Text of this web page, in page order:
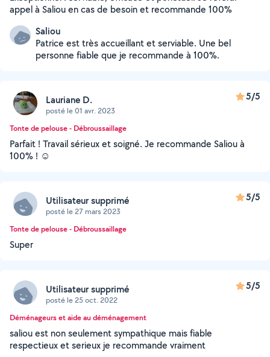
appel à Saliou en cas de besoin et recommande 100%
Saliou
Patrice est très accueillant et serviable. Une bel
personne fiable que je recommande à 100%.
Lauriane D.
posté le 01 avr. 2023
5/5
Tonte de pelouse - Débroussaillage
Parfait ! Travail sérieux et soigné. Je recommande Saliou à
100% ! ☺️
Utilisateur supprimé
posté le 27 mars 2023
5/5
Tonte de pelouse - Débroussaillage
Super
Utilisateur supprimé
posté le 25 oct. 2022
5/5
Déménageurs et aide au déménagement
saliou est non seulement sympathique mais fiable
respectieux et serieux je recommande vraiment